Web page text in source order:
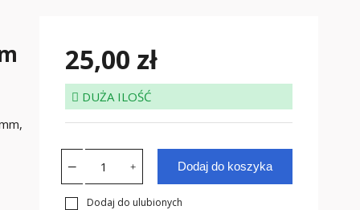
25,00 zł
DUŻA ILOŚĆ
Dodaj do koszyka
Dodaj do ulubionych